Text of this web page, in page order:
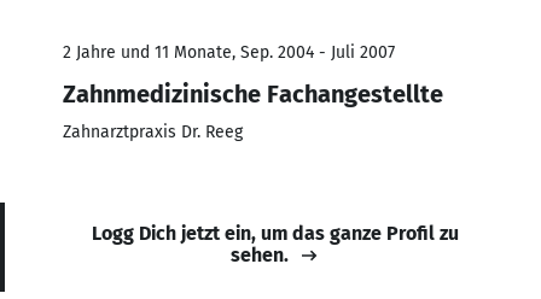
2 Jahre und 11 Monate, Sep. 2004 - Juli 2007
Zahnmedizinische Fachangestellte
Zahnarztpraxis Dr. Reeg
Logg Dich jetzt ein, um das ganze Profil zu
sehen.